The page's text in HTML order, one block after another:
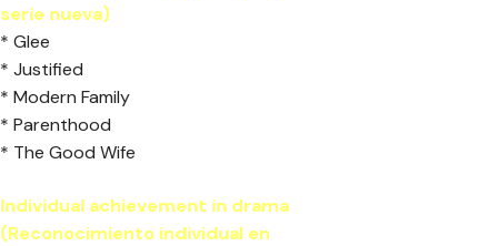
serie nueva)
* Glee
* Justified
* Modern Family
* Parenthood
* The Good Wife
Individual achievement in drama
(Reconocimiento individual en